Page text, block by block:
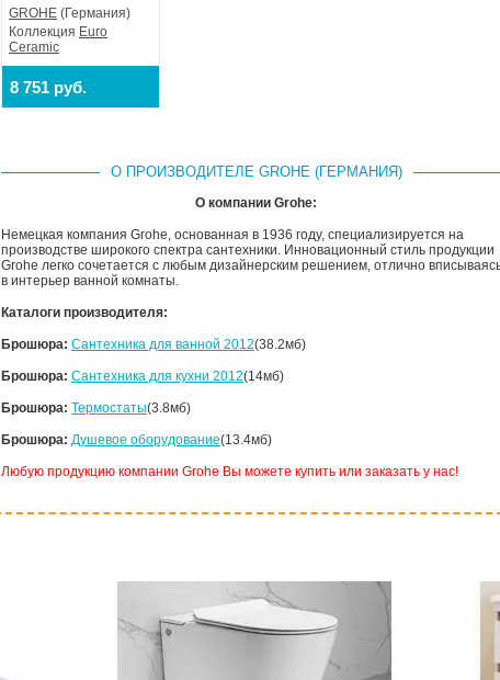
GROHE (Германия)
Коллекция Euro
Ceramic
8 751 руб.
О ПРОИЗВОДИТЕЛЕ GROHE (ГЕРМАНИЯ)
О компании Grohe:
Немецкая компания Grohe, основанная в 1936 году, специализируется на
производстве широкого спектра сантехники. Инновационный стиль продукции
Grohe легко сочетается с любым дизайнерским решением, отлично
в интерьер ванной комнаты.
Каталоги производителя:
Брошюра: Сантехника для ванной 2012(38.2мб)
Брошюра: Сантехника для кухни 2012(14мб)
Брошюра: Термостаты(3.8мб)
Брошюра: Душевое оборудование(13.4мб)
Любую продукцию компании Grohe Вы можете купить или заказать у нас!